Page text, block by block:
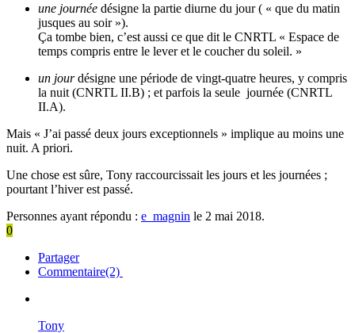
une journée désigne la partie diurne du jour ( « que du matin
jusques au soir »).
Ça tombe bien, c’est aussi ce que dit le CNRTL « Espace de
temps compris entre le lever et le coucher du soleil. »
un jourdésigne une période de vingt-quatre heures, y compris
la nuit (CNRTL II.B) ; et parfois la seule journée (CNRTL
II.A).
Mais « J’ai passé deux jours exceptionnels » implique au moins une
nuit. A priori.
Une chose est sûre, Tony raccourcissait les jours et les journées ;
pourtant l’hiver est passé.
Personnes ayant répondu : e_magnin le 2 mai 2018.
0
Partager
Commentaire(2)
Tony